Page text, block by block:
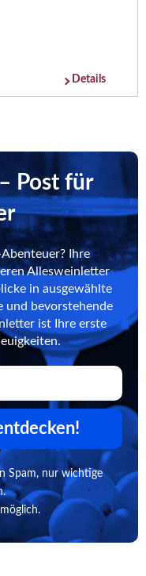
Details
Post für
Ihre
Allesweinletter
in ausgewählte
und bevorstehende
ist Ihre erste
Spam, nur wichtige